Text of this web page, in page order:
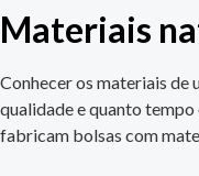
Materiais
Conhecer os materiais de
qualidade e quanto
fabricam bolsas com